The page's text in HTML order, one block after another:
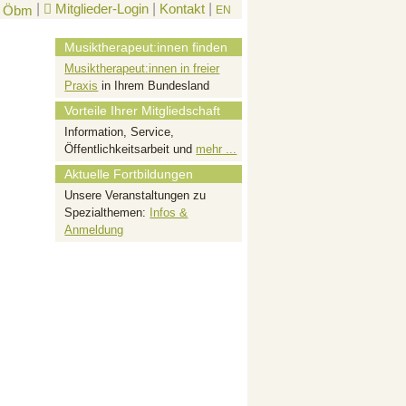
Mitglieder-Login| Kontakt| EN
Musiktherapeut:innen finden
Musiktherapeut:innen in freier
Praxis in Ihrem Bundesland
Vorteile Ihrer Mitgliedschaft
Information, Service,
Öffentlichkeitsarbeit und mehr ...
Aktuelle Fortbildungen
Unsere Veranstaltungen zu
Spezialthemen:
Infos &
Anmeldung